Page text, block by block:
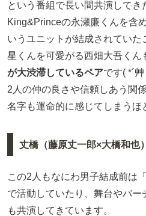
という番組で長い間共演してき
King&Princeの永瀬廉くんを含
いうユニットが結成されてい
星くんを可愛がる西畑大吾くん
が大渋滞しているペアです( *´
2人の仲の良さや信頼しあう関
名字も運命的に感じてしまうほ
丈橋（藤原丈一郎×大橋和也）
この2人もなにわ男子結成前は
で活動していたり、舞台やバー
も共演してきています。